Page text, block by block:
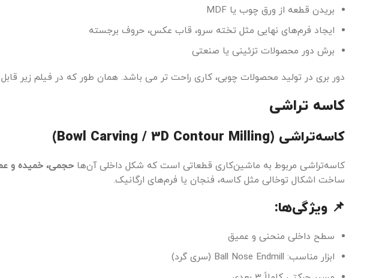
بریدن قطعه از ورق چوب یا MDF
ایجاد فرم‌های نهایی مثل تخته سرو، قاب عکس، حروف برجسته
برش دور محصولات تزئینی یا صنعتی
دور بری در تولید محصولات چوبی، کاری راحت تر می باشد. همان طور که در فیلم زیر
کاسه تراشی
کاسه‌تراشی (Bowl Carving / 3D Contour Milling)
کاسه‌تراشی مربوط به ماشین‌کاری قطعاتی است که شکل داخلی آن‌ها حجمی، خمیده و
ساخت اشکال توخالی مثل کاسه، فنجان یا فرم‌های ارگانیک.
📌 ویژگی‌ها:
سطح داخلی منحنی و عمیق
ابزار مناسب: Ball Nose Endmill (سری گرد)